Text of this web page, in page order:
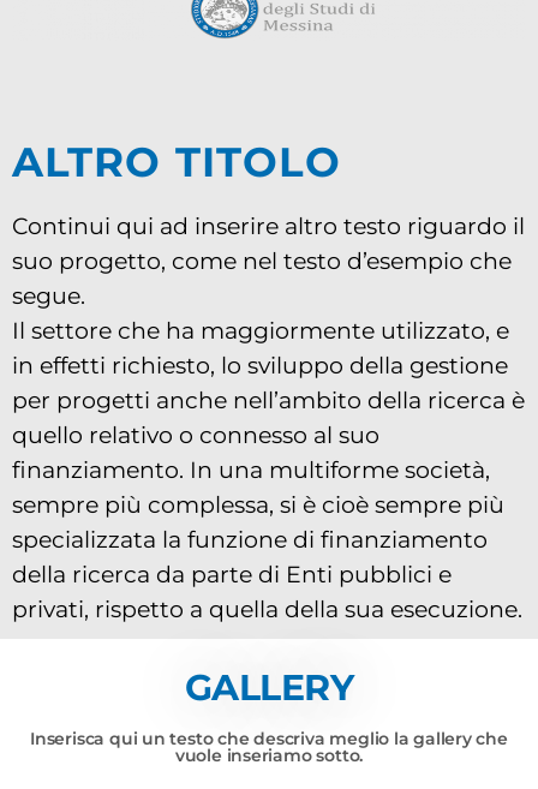
ALTRO TITOLO
Continui qui ad inserire altro testo riguardo il
suo progetto, come nel testo d’esempio che
segue.
Il settore che ha maggiormente utilizzato, e
in effetti richiesto, lo sviluppo della gestione
per progetti anche nell’ambito della ricerca è
quello relativo o connesso al suo
finanziamento. In una multiforme società,
sempre più complessa, si è cioè sempre più
specializzata la funzione di finanziamento
della ricerca da parte di Enti pubblici e
privati, rispetto a quella della sua esecuzione.
GALLERY
Inserisca qui un testo che descriva meglio la gallery che
vuole inseriamo sotto.